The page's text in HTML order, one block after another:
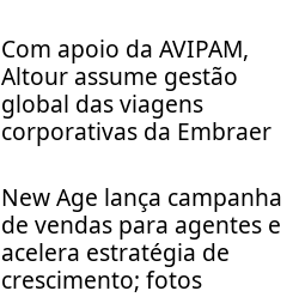
Com apoio da AVIPAM,
Altour assume gestão
global das viagens
corporativas da Embraer
New Age lança campanha
de vendas para agentes e
acelera estratégia de
crescimento; fotos